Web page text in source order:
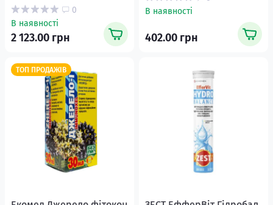
0
В наявності
2 123.00 грн
В наявності
402.00 грн
ТОП ПРОДАЖІВ